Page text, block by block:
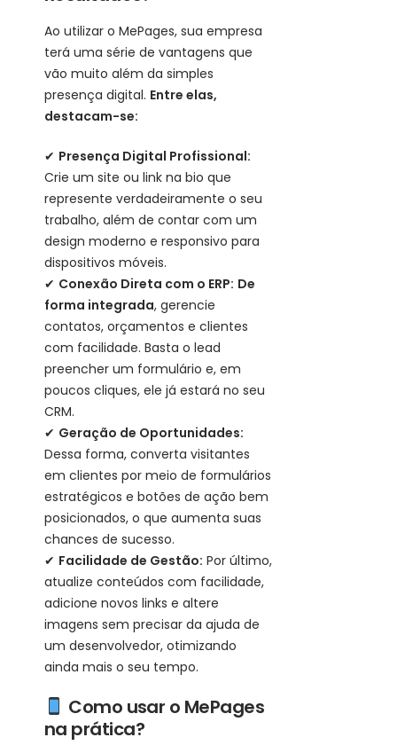
Ao utilizar o MePages, sua empresa
terá uma série de vantagens que
vão muito além da simples
presença digital. Entre elas,
destacam-se:
✔ Presença Digital Profissional:
Crie um site ou link na bio que
represente verdadeiramente o seu
trabalho, além de contar com um
design moderno e responsivo para
dispositivos móveis.
✔ Conexão Direta com o ERP: De
forma integrada, gerencie
contatos, orçamentos e clientes
com facilidade. Basta o lead
preencher um formulário e, em
poucos cliques, ele já estará no seu
CRM.
✔ Geração de Oportunidades:
Dessa forma, converta visitantes
em clientes por meio de formulários
estratégicos e botões de ação bem
posicionados, o que aumenta suas
chances de sucesso.
✔ Facilidade de Gestão: Por último,
atualize conteúdos com facilidade,
adicione novos links e altere
imagens sem precisar da ajuda de
um desenvolvedor, otimizando
ainda mais o seu tempo.
Como usar o MePages
na prática?